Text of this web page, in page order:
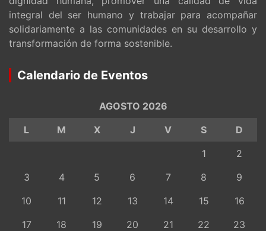
integral del ser humano y trabajar para acompañar
solidariamente a las comunidades en su desarrollo y
transformación de forma sostenible.
Calendario de Eventos
AGOSTO 2026
L
M X J V S
D
1
2
3
4 5 6 7 8
9
10
11 12 13 14 15
16
17
18 19 20 21 22
23